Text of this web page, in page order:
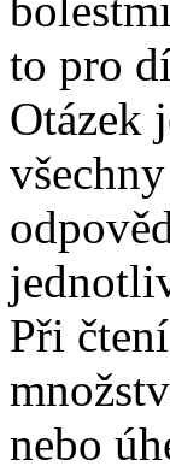
to pro
Otázek
Při
nebo